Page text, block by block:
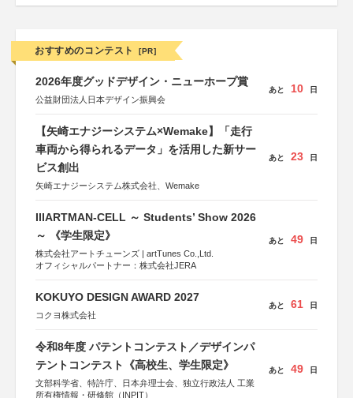
おすすめのコンテスト [PR]
2026年度グッドデザイン・ニューホープ賞
公益財団法人日本デザイン振興会
あと 10 日
【矢崎エナジーシステム×Wemake】「走行
車両から得られるデータ」を活用した新サー
ビス創出
矢崎エナジーシステム株式会社、Wemake
あと 23 日
IIIARTMAN-CELL ～ Students’ Show 2026
～ 《学生限定》
株式会社アートチューンズ | artTunes Co.,Ltd.
オフィシャルパートナー：株式会社JERA
あと 49 日
KOKUYO DESIGN AWARD 2027
コクヨ株式会社
あと 61 日
令和8年度 パテントコンテスト／デザインパ
テントコンテスト《高校生、学生限定》
文部科学省、特許庁、日本弁理士会、独立行政法人 工業
所有権情報・研修館（INPIT）
あと 49 日